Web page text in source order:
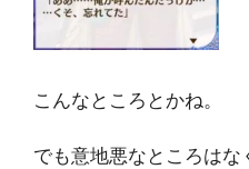
こんなところとかね。
でも意地悪なところは